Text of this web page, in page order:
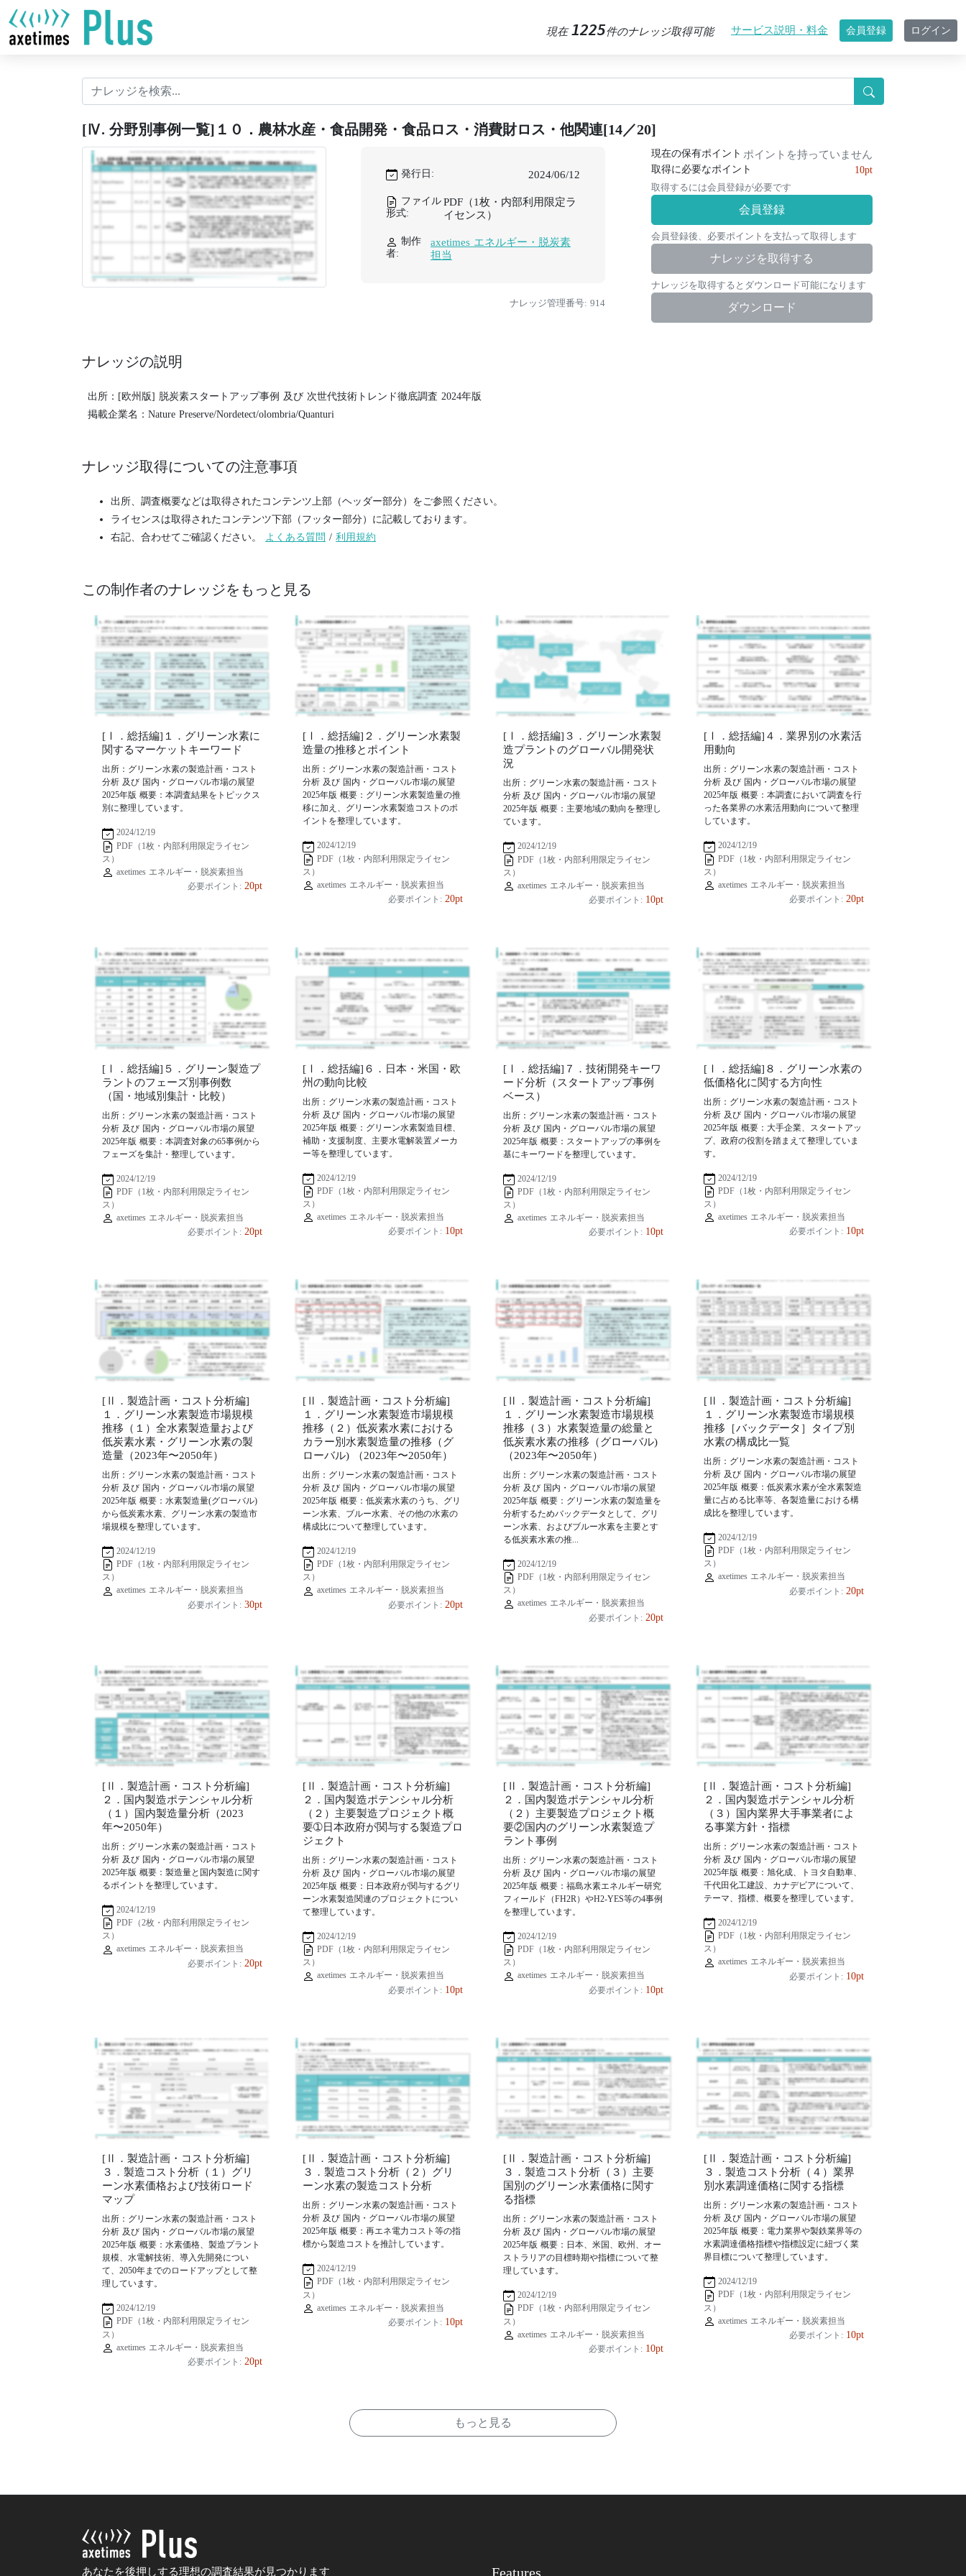
現在1225件のナレッジ取得可能 サービス説明・料金 会員登録 ログイン
[Ⅳ. 分野別事例一覧]１０．農林水産・食品開発・食品ロス・消費財ロス・他関連[14／20]
発行日: 2024/06/12
ファイル
形式:
PDF（1枚・内部利用限定ラ
イセンス）
制作
者:
axetimes エネルギー・脱炭素
担当
ナレッジ管理番号: 914
現在の保有ポイント ポイントを持っていません
取得に必要なポイント
10pt
取得するには会員登録が必要です
会員登録
会員登録後、必要ポイントを支払って取得します
ナレッジを取得する
ナレッジを取得するとダウンロード可能になります
ダウンロード
ナレッジの説明
出所：[欧州版] 脱炭素スタートアップ事例 及び 次世代技術トレンド徹底調査 2024年版
掲載企業名：Nature Preserve/Nordetect/olombria/Quanturi
ナレッジ取得についての注意事項
出所、調査概要などは取得されたコンテンツ上部（ヘッダー部分）をご参照ください。
ライセンスは取得されたコンテンツ下部（フッター部分）に記載しております。
右記、合わせてご確認ください。 よくある質問 / 利用規約
この制作者のナレッジをもっと見る
[Ⅰ．総括編]１．グリーン水素に
関するマーケットキーワード
出所：グリーン水素の製造計画・コスト
分析 及び 国内・グローバル市場の展望
2025年版 概要：本調査結果をトピックス
別に整理しています。
2024/12/19
PDF（1枚・内部利用限定ライセン
ス）
axetimes エネルギー・脱炭素担当
必要ポイント: 20pt
[Ⅰ．総括編]２．グリーン水素製
造量の推移とポイント
出所：グリーン水素の製造計画・コスト
分析 及び 国内・グローバル市場の展望
2025年版 概要：グリーン水素製造量の推
移に加え、グリーン水素製造コストのポ
イントを整理しています。
2024/12/19
PDF（1枚・内部利用限定ライセン
ス）
axetimes エネルギー・脱炭素担当
必要ポイント: 20pt
[Ⅰ．総括編]３．グリーン水素製
造プラントのグローバル開発状
況
出所：グリーン水素の製造計画・コスト
分析 及び 国内・グローバル市場の展望
2025年版 概要：主要地域の動向を整理し
ています。
2024/12/19
PDF（1枚・内部利用限定ライセン
ス）
axetimes エネルギー・脱炭素担当
必要ポイント: 10pt
[Ⅰ．総括編]４．業界別の水素活
用動向
出所：グリーン水素の製造計画・コスト
分析 及び 国内・グローバル市場の展望
2025年版 概要：本調査において調査を行
った各業界の水素活用動向について整理
しています。
2024/12/19
PDF（1枚・内部利用限定ライセン
ス）
axetimes エネルギー・脱炭素担当
必要ポイント: 20pt
[Ⅰ．総括編]５．グリーン製造プ
ラントのフェーズ別事例数
（国・地域別集計・比較）
出所：グリーン水素の製造計画・コスト
分析 及び 国内・グローバル市場の展望
2025年版 概要：本調査対象の65事例から
フェーズを集計・整理しています。
2024/12/19
PDF（1枚・内部利用限定ライセン
ス）
axetimes エネルギー・脱炭素担当
必要ポイント: 20pt
[Ⅰ．総括編]６．日本・米国・欧
州の動向比較
出所：グリーン水素の製造計画・コスト
分析 及び 国内・グローバル市場の展望
2025年版 概要：グリーン水素製造目標、
補助・支援制度、主要水電解装置メーカ
ー等を整理しています。
2024/12/19
PDF（1枚・内部利用限定ライセン
ス）
axetimes エネルギー・脱炭素担当
必要ポイント: 10pt
[Ⅰ．総括編]７．技術開発キーワ
ード分析（スタートアップ事例
ベース）
出所：グリーン水素の製造計画・コスト
分析 及び 国内・グローバル市場の展望
2025年版 概要：スタートアップの事例を
基にキーワードを整理しています。
2024/12/19
PDF（1枚・内部利用限定ライセン
ス）
axetimes エネルギー・脱炭素担当
必要ポイント: 10pt
[Ⅰ．総括編]８．グリーン水素の
低価格化に関する方向性
出所：グリーン水素の製造計画・コスト
分析 及び 国内・グローバル市場の展望
2025年版 概要：大手企業、スタートアッ
プ、政府の役割を踏まえて整理していま
す。
2024/12/19
PDF（1枚・内部利用限定ライセン
ス）
axetimes エネルギー・脱炭素担当
必要ポイント: 10pt
[Ⅱ．製造計画・コスト分析編]
１．グリーン水素製造市場規模
推移（１）全水素製造量および
低炭素水素・グリーン水素の製
造量（2023年〜2050年）
出所：グリーン水素の製造計画・コスト
分析 及び 国内・グローバル市場の展望
2025年版 概要：水素製造量(グローバル)
から低炭素水素、グリーン水素の製造市
場規模を整理しています。
2024/12/19
PDF（1枚・内部利用限定ライセン
ス）
axetimes エネルギー・脱炭素担当
必要ポイント: 30pt
[Ⅱ．製造計画・コスト分析編]
１．グリーン水素製造市場規模
推移（２）低炭素水素における
カラー別水素製造量の推移（グ
ローバル) （2023年〜2050年）
出所：グリーン水素の製造計画・コスト
分析 及び 国内・グローバル市場の展望
2025年版 概要：低炭素水素のうち、グリ
ーン水素、ブルー水素、その他の水素の
構成比について整理しています。
2024/12/19
PDF（1枚・内部利用限定ライセン
ス）
axetimes エネルギー・脱炭素担当
必要ポイント: 20pt
[Ⅱ．製造計画・コスト分析編]
１．グリーン水素製造市場規模
推移（３）水素製造量の総量と
低炭素水素の推移（グローバル)
（2023年〜2050年）
出所：グリーン水素の製造計画・コスト
分析 及び 国内・グローバル市場の展望
2025年版 概要：グリーン水素の製造量を
分析するためバックデータとして、グリ
ーン水素、およびブルー水素を主要とす
る低炭素水素の推...
2024/12/19
PDF（1枚・内部利用限定ライセン
ス）
axetimes エネルギー・脱炭素担当
必要ポイント: 20pt
[Ⅱ．製造計画・コスト分析編]
１．グリーン水素製造市場規模
推移［バックデータ］タイプ別
水素の構成比一覧
出所：グリーン水素の製造計画・コスト
分析 及び 国内・グローバル市場の展望
2025年版 概要：低炭素水素が全水素製造
量に占める比率等、各製造量における構
成比を整理しています。
2024/12/19
PDF（1枚・内部利用限定ライセン
ス）
axetimes エネルギー・脱炭素担当
必要ポイント: 20pt
[Ⅱ．製造計画・コスト分析編]
２．国内製造ポテンシャル分析
（１）国内製造量分析（2023
年〜2050年）
出所：グリーン水素の製造計画・コスト
分析 及び 国内・グローバル市場の展望
2025年版 概要：製造量と国内製造に関す
るポイントを整理しています。
2024/12/19
PDF（2枚・内部利用限定ライセン
ス）
axetimes エネルギー・脱炭素担当
必要ポイント: 20pt
[Ⅱ．製造計画・コスト分析編]
２．国内製造ポテンシャル分析
（２）主要製造プロジェクト概
要➀日本政府が関与する製造プロ
ジェクト
出所：グリーン水素の製造計画・コスト
分析 及び 国内・グローバル市場の展望
2025年版 概要：日本政府が関与するグリ
ーン水素製造関連のプロジェクトについ
て整理しています。
2024/12/19
PDF（1枚・内部利用限定ライセン
ス）
axetimes エネルギー・脱炭素担当
必要ポイント: 10pt
[Ⅱ．製造計画・コスト分析編]
２．国内製造ポテンシャル分析
（２）主要製造プロジェクト概
要②国内のグリーン水素製造プ
ラント事例
出所：グリーン水素の製造計画・コスト
分析 及び 国内・グローバル市場の展望
2025年版 概要：福島水素エネルギー研究
フィールド（FH2R）やH2-YES等の4事例
を整理しています。
2024/12/19
PDF（1枚・内部利用限定ライセン
ス）
axetimes エネルギー・脱炭素担当
必要ポイント: 10pt
[Ⅱ．製造計画・コスト分析編]
２．国内製造ポテンシャル分析
（３）国内業界大手事業者によ
る事業方針・指標
出所：グリーン水素の製造計画・コスト
分析 及び 国内・グローバル市場の展望
2025年版 概要：旭化成、トヨタ自動車、
千代田化工建設、カナデビアについて、
テーマ、指標、概要を整理しています。
2024/12/19
PDF（1枚・内部利用限定ライセン
ス）
axetimes エネルギー・脱炭素担当
必要ポイント: 10pt
[Ⅱ．製造計画・コスト分析編]
３．製造コスト分析（１）グリ
ーン水素価格および技術ロード
マップ
出所：グリーン水素の製造計画・コスト
分析 及び 国内・グローバル市場の展望
2025年版 概要：水素価格、製造プラント
規模、水電解技術、導入先開発につい
て、2050年までのロードアップとして整
理しています。
2024/12/19
PDF（1枚・内部利用限定ライセン
ス）
axetimes エネルギー・脱炭素担当
必要ポイント: 20pt
[Ⅱ．製造計画・コスト分析編]
３．製造コスト分析（２）グリ
ーン水素の製造コスト分析
出所：グリーン水素の製造計画・コスト
分析 及び 国内・グローバル市場の展望
2025年版 概要：再エネ電力コスト等の指
標から製造コストを推計しています。
2024/12/19
PDF（1枚・内部利用限定ライセン
ス）
axetimes エネルギー・脱炭素担当
必要ポイント: 10pt
[Ⅱ．製造計画・コスト分析編]
３．製造コスト分析（３）主要
国別のグリーン水素価格に関す
る指標
出所：グリーン水素の製造計画・コスト
分析 及び 国内・グローバル市場の展望
2025年版 概要：日本、米国、欧州、オー
ストラリアの目標時期や指標について整
理しています。
2024/12/19
PDF（1枚・内部利用限定ライセン
ス）
axetimes エネルギー・脱炭素担当
必要ポイント: 10pt
[Ⅱ．製造計画・コスト分析編]
３．製造コスト分析（４）業界
別水素調達価格に関する指標
出所：グリーン水素の製造計画・コスト
分析 及び 国内・グローバル市場の展望
2025年版 概要：電力業界や製鉄業界等の
水素調達価格指標や指標設定に紐づく業
界目標について整理しています。
2024/12/19
PDF（1枚・内部利用限定ライセン
ス）
axetimes エネルギー・脱炭素担当
必要ポイント: 10pt
もっと見る
あなたを後押しする理想の調査結果が見つかります Features